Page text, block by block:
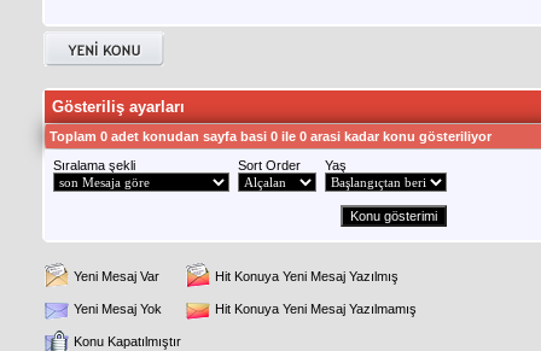
Gösteriliş ayarları
Toplam 0 adet konudan sayfa basi 0 ile 0 arasi kadar konu gösteriliyor
Sıralama şekli
Sort Order Yaş
Yeni Mesaj Var Hit Konuya Yeni Mesaj Yazılmış
Yeni Mesaj Yok Hit Konuya Yeni Mesaj Yazılmamış
Konu Kapatılmıştır